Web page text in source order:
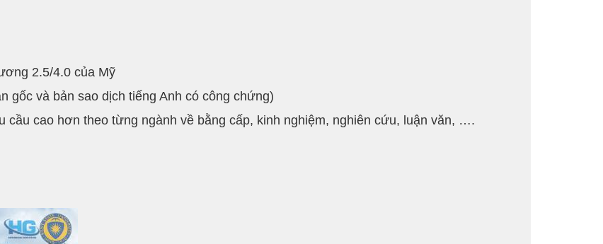
2.5/4.0 của Mỹ
gốc và bản sao dịch tiếng Anh có công chứng)
cầu cao hơn theo từng ngành về bằng cấp, kinh nghiệm, nghiên cứu, luận văn, ….